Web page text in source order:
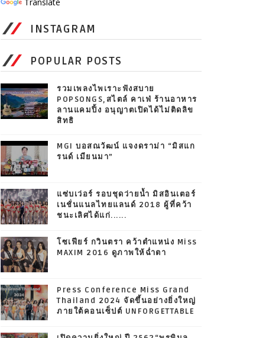
INSTAGRAM
POPULAR POSTS
รวมเพลงไพเราะฟังสบาย
POPSONGS,สไตล์ คาเฟ่ ร้านอาหาร
ลานแคมปิ้ง อนุญาตเปิดได้ไม่ติดลิข
สิทธิ
MGI บอสณวัฒน์ แจงดราม่า “มิสแก
รนด์ เมียนมา”
แซ่บเว่อร์ รอบชุดว่ายน้ำ มิสอินเตอร์
เนชั่นแนลไทยแลนด์ 2018 ผู้ที่คว้า
ชนะเลิศได้แก่......
โซเฟียร์ กวินตรา คว้าตำแหน่ง Miss
MAXIM 2016 ดูภาพให้ฉ่ำตา
Press Conference Miss Grand
Thailand 2024 จัดขึ้นอย่างยิ่งใหญ่
ภายใต้คอนเซ็ปต์ UNFORGETTABLE